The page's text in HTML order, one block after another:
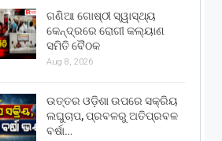
ଗଣିଆ ଗୋଷ୍ଠୀ ସ୍ୱାସ୍ଥ୍ୟ
କେନ୍ଦ୍ରରେ ରୋଗୀ କଲ୍ୟାଣ
ସମିତି ବୈଠକ
Aug 8, 2026
ଉତ୍ତର ଓଡ଼ିଶା ଉପରେ ସକ୍ରିୟ
ଲଘୁଚାପ, ପ୍ରବଳରୁ ଅତିପ୍ରବଳ
ବର୍ଷା…